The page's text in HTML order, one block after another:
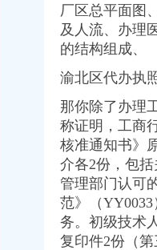
出口权）
口权）
进出口权）
注册）
）
）
注册）
商注册）
出口权）
厂区总平面图
及人流、办理
的结构组成、
渝北区代办执
那你除了办理
称证明，工商
核准通知书》
介各2份，包
管理部门认可
范》（
务。初级技术
复印件2份（